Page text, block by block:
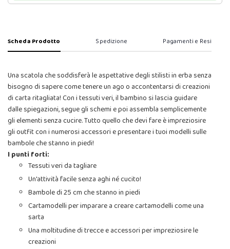
Scheda Prodotto Spedizione Pagamenti e Resi
Una scatola che soddisferà le aspettative degli stilisti in erba senza
bisogno di sapere come tenere un ago o accontentarsi di creazioni
di carta ritagliata! Con i tessuti veri, il bambino si lascia guidare
dalle spiegazioni, segue gli schemi e poi assembla semplicemente
gli elementi senza cucire. Tutto quello che devi fare è impreziosire
gli outfit con i numerosi accessori e presentare i tuoi modelli sulle
bambole che stanno in piedi!
I punti forti:
Tessuti veri da tagliare
Un'attività facile senza aghi né cucito!
Bambole di 25 cm che stanno in piedi
Cartamodelli per imparare a creare cartamodelli come una
sarta
Una moltitudine di trecce e accessori per impreziosire le
creazioni